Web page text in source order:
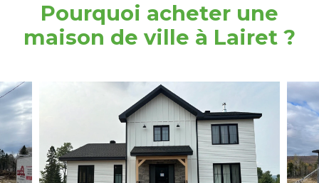
Pourquoi acheter une
maison de ville à Lairet ?